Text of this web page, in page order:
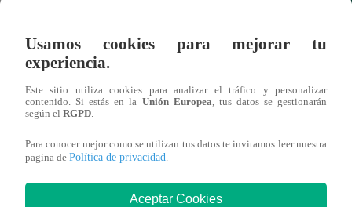
salario presidencial se aplique desde 2026
También te puede
Usamos cookies para mejorar tu
experiencia.
Este sitio utiliza cookies para analizar el tráfico y personalizar
contenido. Si estás en la Unión Europea, tus datos se gestionarán
según el RGPD.
Para conocer mejor como se utilizan tus datos te invitamos leer nuestra
pagina de Política de privacidad.
Aceptar Cookies